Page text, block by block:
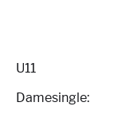
U11
Damesingle: